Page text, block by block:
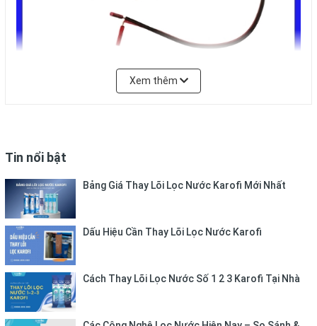
Công dụng của van áp cao:
Van áp cao được xem như là một công tắc đóng ngắt
nguồn nước đầu ra dựa trên nguyên lý thay đổi chênh
lệch áp suất. Cụ thể hơn là khi nguồn nước trong bình
chứa đầy, van sẽ tự động ngắt điện để máy bơm dừng
hoạt động đảm bảo nước trong bình áp không bị tràn và
ngược lại, khi nước trong bình chứa giảm hết thì van sẽ tự
động đóng điện giúp ổn định nguồn nước uống luôn có
sẵn để dùng.
Xem thêm
Tin nổi bật
Bảng Giá Thay Lõi Lọc Nước Karofi Mới Nhất
Dấu Hiệu Cần Thay Lõi Lọc Nước Karofi
Cách Thay Lõi Lọc Nước Số 1 2 3 Karofi Tại Nhà